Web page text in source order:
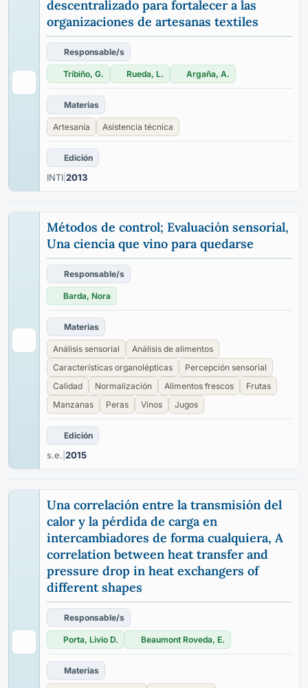
descentralizado para fortalecer a las
organizaciones de artesanas textiles
Responsable/s
Tribiño, G. Rueda, L. Argaña, A.
Materias
Artesanía Asistencia técnica
Edición
INTI 2013
Métodos de control; Evaluación sensorial,
Una ciencia que vino para quedarse
Responsable/s
Barda, Nora
Materias
Análisis sensorial
Análisis de alimentos
Características organolépticas
Percepción sensorial
Calidad
Normalización Alimentos frescos
Frutas
Manzanas
Peras Vinos Jugos
Edición
s.e. 2015
Una correlación entre la transmisión del
calor y la pérdida de carga en
intercambiadores de forma cualquiera, A
correlation between heat transfer and
pressure drop in heat exchangers of
different shapes
Responsable/s
Porta, Livio D. Beaumont Roveda, E.
Materias